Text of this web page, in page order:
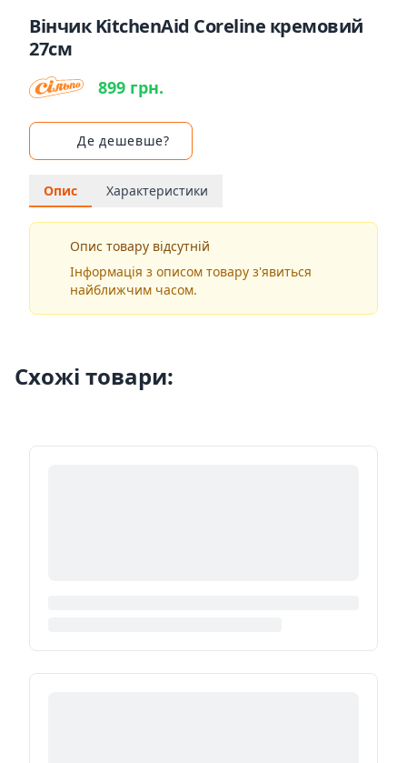
Вінчик KitchenAid Coreline кремовий
27см
899 грн.
Де дешевше?
Опис Характеристики
Опис товару відсутній
Інформація з описом товару з'явиться
найближчим часом.
Схожі товари: